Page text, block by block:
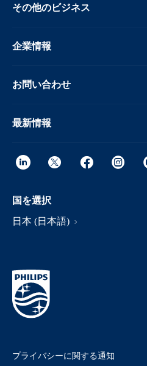
その他のビジネス
企業情報
お問い合わせ
最新情報
国を選択
日本 (日本語)
プライバシーに関する通知